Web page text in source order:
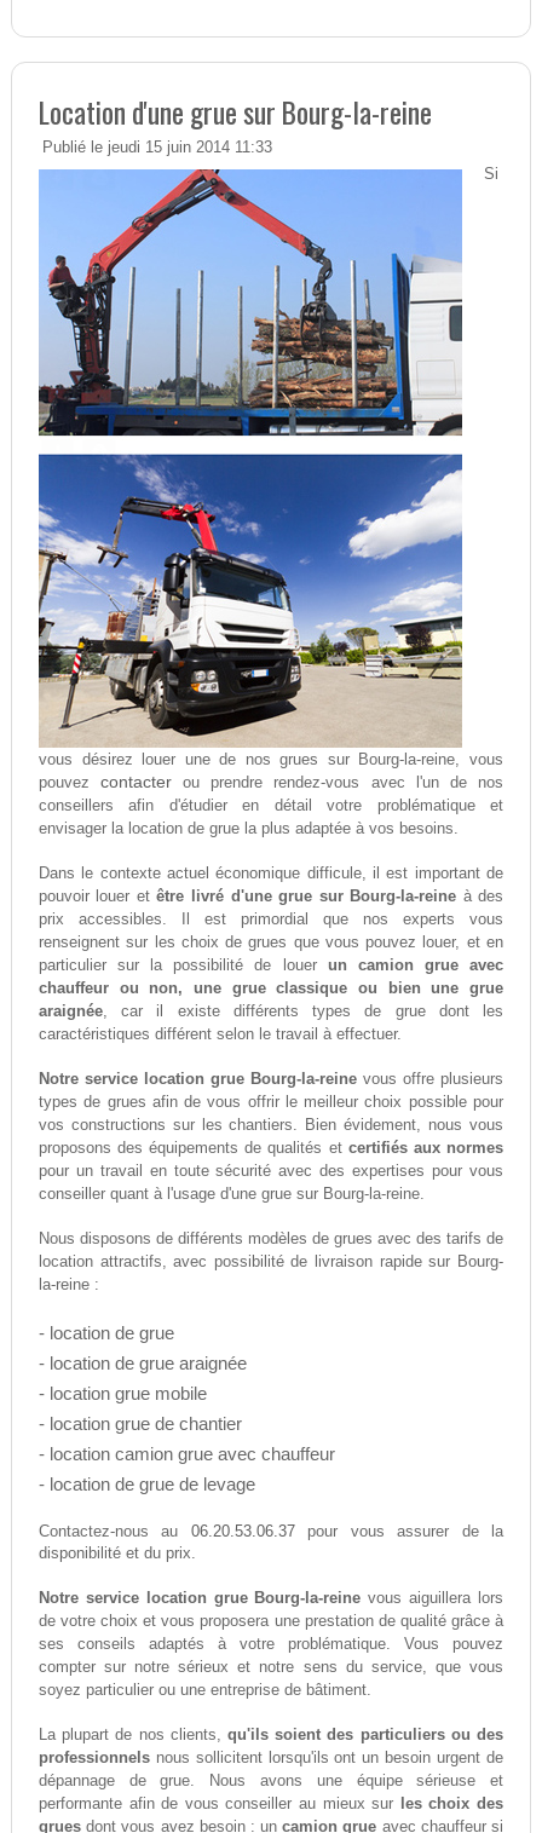
Location d'une grue sur Bourg-la-reine
Publié le jeudi 15 juin 2014 11:33
Si
vous désirez louer une de nos grues sur Bourg-la-reine, vous
pouvezcontacter ou prendre rendez-vous avec l'un de nos
conseillers afin d'étudier en détail votre problématique et
envisager la location de grue la plus adaptée à vos besoins.
Dans le contexte actuel économique difficule, il est important de
pouvoir louer etêtre livré d'une grue sur Bourg-la-reine à des
prix accessibles. Il est primordial que nos experts vous
renseignent sur les choix de grues que vous pouvez louer, et en
particulier sur la possibilité de louer un camion grue avec
chauffeur ou non, une grue classique ou bien une grue
araignée, car il existe différents types de grue dont les
caractéristiques différent selon le travail à effectuer.
Notre service location grue Bourg-la-reine vous offre plusieurs
types de grues afin de vous offrir le meilleur choix possible pour
vos constructions sur les chantiers. Bien évidement, nous vous
proposons des équipements de qualités et certifiés aux normes
pour un travail en toute sécurité avec des expertises pour vous
conseiller quant à l'usage d'une grue sur Bourg-la-reine.
Nous disposons de différents modèles de grues avec des tarifs de
location attractifs, avec possibilité de livraison rapide sur Bourg-
la-reine :
- location de grue
- location de grue araignée
- location grue mobile
- location grue de chantier
- location camion grue avec chauffeur
- location de grue de levage
Contactez-nous au 06.20.53.06.37pour vous assurer de la
disponibilité et du prix.
Notre service location grue Bourg-la-reine vous aiguillera lors
de votre choix et vous proposera une prestation de qualité grâce à
ses conseils adaptés à votre problématique. Vous pouvez
compter sur notre sérieux et notre sens du service, que vous
soyez particulier ou une entreprise de bâtiment.
La plupart de nos clients, qu'ils soient des particuliers ou des
professionnelsnous sollicitent lorsqu'ils ont un besoin urgent de
dépannage de grue. Nous avons une équipe sérieuse et
performante afin de vous conseiller au mieux sur
les choix des
gruesdont vous avez besoin : uncamion grue avec chauffeur si